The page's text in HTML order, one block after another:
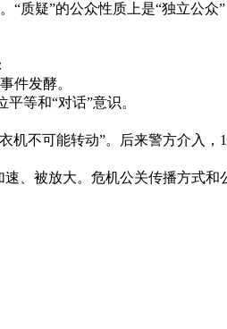
质疑”的公众性质上是“独立公众
件发酵。
等和“对话”意识。
不可能转动”。后来警方介入，
被放大。危机公关传播方式和